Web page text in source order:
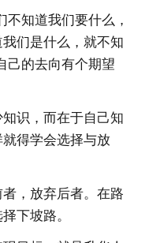
不知道我们要什么，
们是什么，就不知
己的去向有个期望
识，而在于自己知
得学会选择与放
，放弃后者。在路
下坡路。